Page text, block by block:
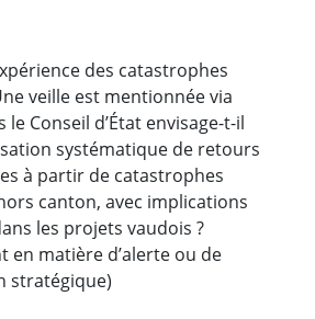
des catastrophes
veille est mentionnée via
le Conseil d’État envisage-t-il
systématique de retours
à partir de catastrophes
canton, avec implications
les projets vaudois ?
en matière d’alerte ou de
stratégique)